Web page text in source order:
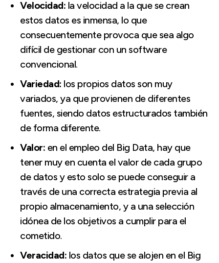
Velocidad: la velocidad a la que se crean
estos datos es inmensa, lo que
consecuentemente provoca que sea algo
difícil de gestionar con un software
convencional.
Variedad: los propios datos son muy
variados, ya que provienen de diferentes
fuentes, siendo datos estructurados también
de forma diferente.
Valor: en el empleo del Big Data, hay que
tener muy en cuenta el valor de cada grupo
de datos y esto solo se puede conseguir a
través de una correcta estrategia previa al
propio almacenamiento, y a una selección
idónea de los objetivos a cumplir para el
cometido.
Veracidad: los datos que se alojen en el Big